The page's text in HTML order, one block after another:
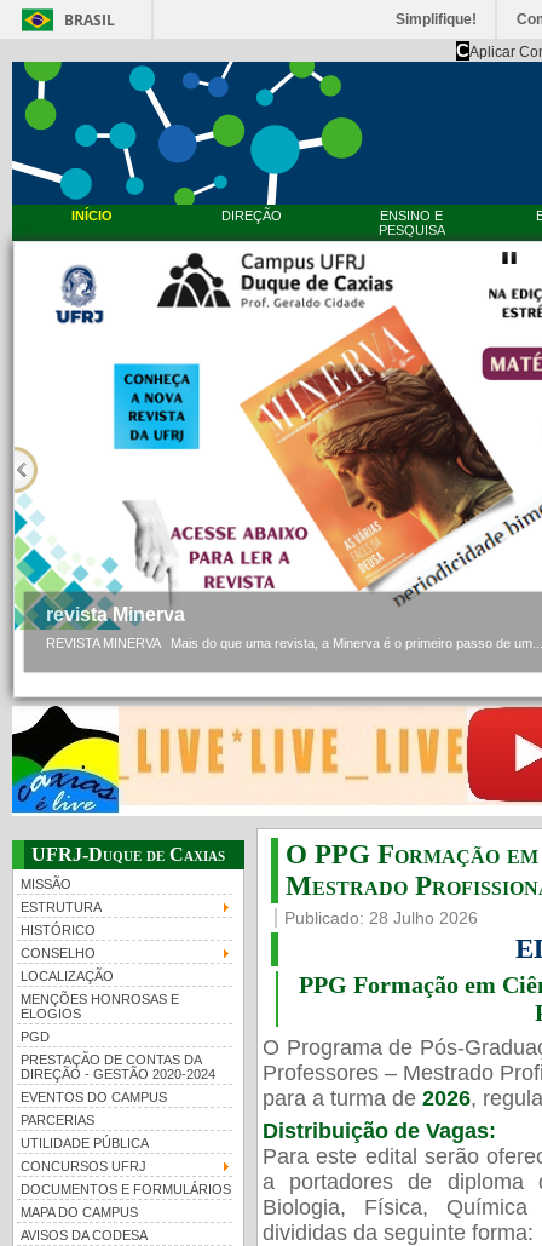
BRASIL Simplifique!
CAplicar
INÍCIO DIREÇÃO
ENSINO E
PESQUISA
revista Minerva
REVISTA MINERVA Mais do que uma revista, a Minerva é o primeiro passo de um...
UFRJ-Duque de Caxias
MISSÃO
ESTRUTURA
HISTÓRICO
CONSELHO
LOCALIZAÇÃO
MENÇÕES HONROSAS E
ELOGIOS
PGD
PRESTAÇÃO DE CONTAS DA
DIREÇÃO - GESTÃO 2020-2024
EVENTOS DO CAMPUS
PARCERIAS
UTILIDADE PÚBLICA
CONCURSOS UFRJ
DOCUMENTOS E FORMULÁRIOS
MAPA DO CAMPUS
AVISOS DA CODESA
O PPG Formação
Mestrado
Publicado: 28 Julho 2026
PPG Formação em
O Programa de Pós-
Professores – Mestrado
para a turma de 2026,
Distribuição de Vagas:
Para este edital serão
a portadores de diploma
Biologia, Física,
divididas da seguinte forma:
Guia de boas práticas
UFRJ 100 anos